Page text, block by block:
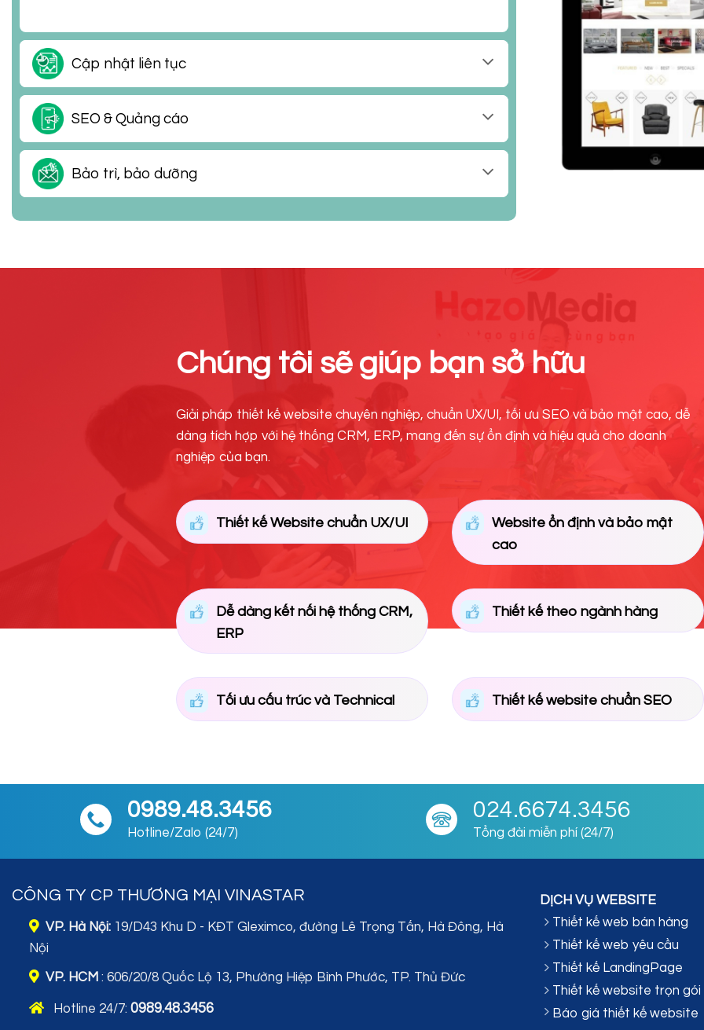
Cập nhật liên tục
SEO & Quảng cáo
Bảo trì, bảo dưỡng
Chúng tôi sẽ giúp bạn sở hữu
Giải pháp thiết kế website chuyên nghiệp, chuẩn UX/UI, tối ưu SEO và bảo mật cao, dễ
dàng tích hợp với hệ thống CRM, ERP, mang đến sự ổn định và hiệu quả cho doanh
nghiệp của bạn.
Thiết kế Website chuẩn UX/UI
Website ổn định và bảo mật
cao
Dễ dàng kết nối hệ thống CRM,
ERP
Thiết kế theo ngành hàng
Tối ưu cấu trúc và Technical Thiết kế website chuẩn SEO
0989.48.3456
Hotline/Zalo (24/7)
024.6674.3456
Tổng đài miễn phí (24/7)
CÔNG TY CP THƯƠNG MẠI VINASTAR
VP. Hà Nội: 19/D43 Khu D - KĐT Gleximco, đường Lê Trọng Tấn, Hà Đông, Hà
Nội
VP. HCM : 606/20/8 Quốc Lộ 13, Phường Hiệp Bình Phước, TP. Thủ Đức
Hotline 24/7:0989.48.3456
DỊCH VỤ WEBSITE
Thiết kế web bán hàng
Thiết kế web yêu cầu
Thiết kế LandingPage
Thiết kế website trọn gói
Báo giá thiết kế website